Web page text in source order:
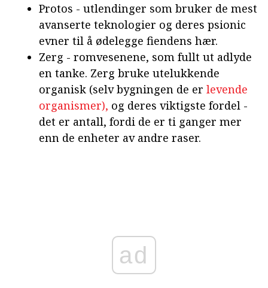
Protos - utlendinger som bruker de mest
avanserte teknologier og deres psionic
evner til å ødelegge fiendens hær.
Zerg - romvesenene, som fullt ut adlyde
en tanke. Zerg bruke utelukkende
organisk (selv bygningen de er levende
organismer), og deres viktigste fordel -
det er antall, fordi de er ti ganger mer
enn de enheter av andre raser.
ad